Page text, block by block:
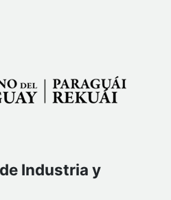
Industria y